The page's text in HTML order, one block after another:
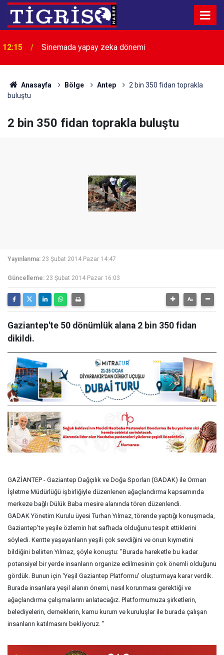
12:15 Sinemada yapay zeka dönemi
12:11 Kırtasiye sektöründe okula dönüş mesaisi başladı
Anasayfa Bölge Antep
2 bin 350 fidan toprakla
buluştu
2 bin 350 fidan toprakla buluştu
Yayınlanma: 23 Şubat 2014 Pazar 14:47
Güncelleme: 23 Şubat 2014 Pazar 16:03
Gaziantep'te 50 dönümlük alana 2 bin 350 fidan
dikildi.
GAZİANTEP - Gaziantep Dağçılık ve Doğa Sporları (GADAK) ile Orman
İşletme Müdürlüğü işbirliğiyle düzenlenen ağaçlandırma kapsamında
merkeze bağlı Dülük Baba mesire alanında tören düzenlendi.
GADAK Yönetim Kurulu üyesi Turhan Yılmaz, törende yaptığı konuşmada,
Gaziantep'te yeşile özlemin hat safhada olduğunu tespit ettiklerini
söyledi. Kentte yaşayanların yeşili çok sevdiğini ve onun kıymetini
bildiğini belirten Yılmaz, şöyle konuştu: "Burada hareketle bu kadar
potansiyel bir yerde insanların organize edilmesinin çok önemli olduğunu
gördük. Bunun için 'Yeşil Gaziantep Platformu' oluşturmaya karar verdik.
Burada insanlara yeşil alanın önemi, nasıl korunması gerektiği ve
ağaçlandırma çalışmalarını anlatacağız. Platformumuza şirketlerin,
belediyelerin, derneklerin, kamu kurum ve kuruluşlar ile burada çalışan
insanların katılmasını bekliyoruz. "